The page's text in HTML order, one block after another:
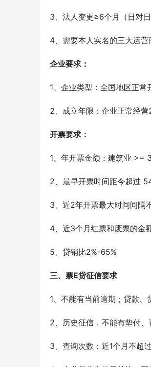
3、法人变更≥6个月（日对日
4、需要本人实名的三大运
企业要求：
1、企业类型：全国地区正常
2、成立年限：企业正常经营
开票要求：
1、年开票金额：建筑业
2、最早开票时间距今超过
3、近2年开票最大时间间隔
4、近3个月红票和废票的金
5、贷销比2%-65%
三、票E贷征信要求
1、不能有当前逾期；贷款
2、历史征信，不能有垫付
3、查询次数：近1个月不超